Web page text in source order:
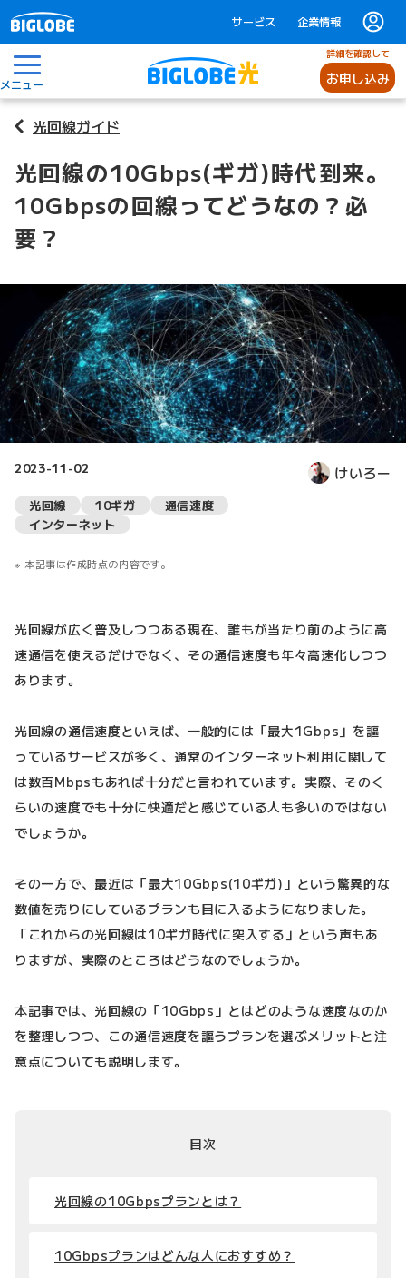
サービス 企業情報
メニュー
詳細を確認して
お申し込み
光回線ガイド
光回線の10Gbps(ギガ)時代到来。
10Gbpsの回線ってどうなの？必
要？
2023-11-02 けいろー
光回線 10ギガ
通信速度
インターネット
本記事は作成時点の内容です。
光回線が広く普及しつつある現在、誰もが当たり前のように高
速通信を使えるだけでなく、その通信速度も年々高速化しつつ
あります。
光回線の通信速度といえば、一般的には「最大1Gbps」を謳
っているサービスが多く、通常のインターネット利用に関して
は数百Mbpsもあれば十分だと言われています。実際、そのく
らいの速度でも十分に快適だと感じている人も多いのではない
でしょうか。
その一方で、最近は「最大10Gbps(10ギガ)」という驚異的な
数値を売りにしているプランも目に入るようになりました。
「これからの光回線は10ギガ時代に突入する」という声もあ
りますが、実際のところはどうなのでしょうか。
本記事では、光回線の「10Gbps」とはどのような速度なのか
を整理しつつ、この通信速度を謳うプランを選ぶメリットと注
意点についても説明します。
目次
光回線の10Gbpsプランとは？
10Gbpsプランはどんな人におすすめ？